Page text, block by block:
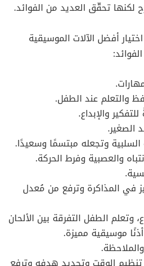
لكنها تحقّق العديد من الفوائد.
أفضل الآلات الموسيقية
والتعلم عند الطفل.
والإبداع.
الصغير.
وتجعله مبتسمًا وسعيدًا.
والعصبية وفرط الحركة.
في المذاكرة وترفع من مُعدل
وتعلم الطفل التفرقة بين الألحان
موسيقية مميزة.